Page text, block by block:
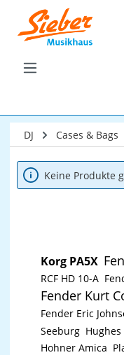
Zum Hauptinhalt springen
DJ Cases & Bags
Keine Produkte
Korg PA5X
RCF HD 10-A
Fender Kurt
Fender Eric
Seeburg
Hohner Amica